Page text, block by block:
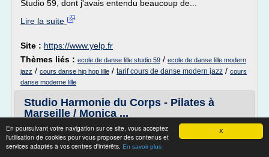
X
En poursuivant votre navigation sur ce site, vous acceptez
l'utilisation de cookies pour vous proposer des contenus et
services adaptés à vos centres d'intérêts. En savoir plus
Studio 59, dont j'avais entendu beaucoup de...
Lire la suite
Site : https://www.yelp.fr
Thèmes liés : ecole de danse lille studio 59 / ecole de danse lille modern
jazz / cours danse hip hop lille / tarif cours de danse modern jazz / cours
danse moderne lille
Studio Harmonie du Corps - Pilates à
Marseille / Monica ...
Le Studio Harmonie du Corps - Pilates, situé dans le
centre ville de Marseille, est l'aboutissement des 30
années d'expérience de Monica GERMANI dans les